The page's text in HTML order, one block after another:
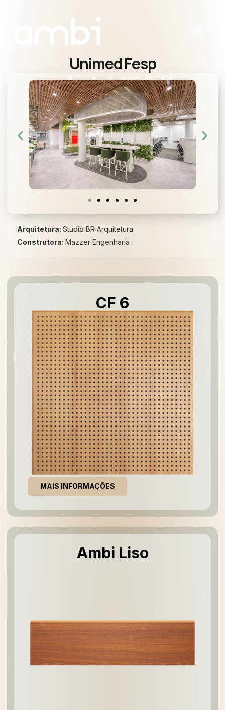
Unimed Fesp
Arquitetura: Studio BR Arquitetura
Construtora: Mazzer Engenharia
CF 6
MAIS INFORMAÇÕES
Ambi Liso